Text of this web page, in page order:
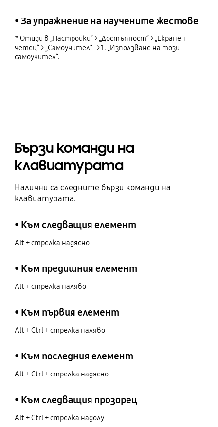
• За упражнение на научените жестове
* Отиди в „Настройки“ > „Достъпност“ > „Екранен
четец“ > „Самоучител“ -> 1. „Използване на този
самоучител“.
Бързи команди на
клавиатурата
Налични са следните бързи команди на
клавиатурата.
• Към следващия елемент
Alt + стрелка надясно
• Към предишния елемент
Alt + стрелка наляво
• Към първия елемент
Alt + Ctrl + стрелка наляво
• Към последния елемент
Alt + Ctrl + стрелка надясно
• Към следващия прозорец
Alt + Ctrl + стрелка надолу